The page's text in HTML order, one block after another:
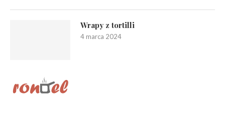
Wrapy z tortilli
4 marca 2024